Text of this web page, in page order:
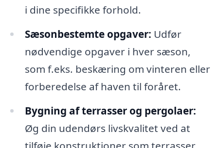
i dine specifikke forhold.
Sæsonbestemte opgaver: Udfør
nødvendige opgaver i hver sæson,
som f.eks. beskæring om vinteren eller
forberedelse af haven til foråret.
Bygning af terrasser og pergolaer:
Øg din udendørs livskvalitet ved at